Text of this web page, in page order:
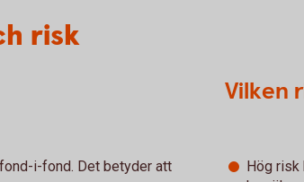
risk
i-fond. Det betyder att
Vilken
Hög risk